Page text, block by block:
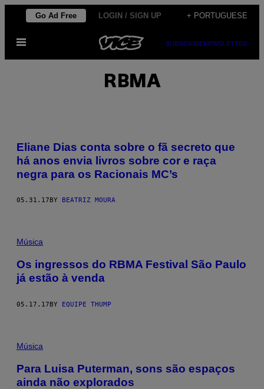
Skip
content
Go Ad Free LOGIN / SIGN UP + PORTUGUESE
Open
SUBSCRIBENEWSLETTER
RBMA
Eliane Dias conta sobre o fã secreto que
há anos envia livros sobre cor e raça
negra para os Racionais MC’s
05.31.17 BY BEATRIZ MOURA
Música
Os ingressos do RBMA Festival São Paulo
já estão à venda
05.17.17BY EQUIPE THUMP
Música
Para Luisa Puterman, sons são espaços
ainda não explorados